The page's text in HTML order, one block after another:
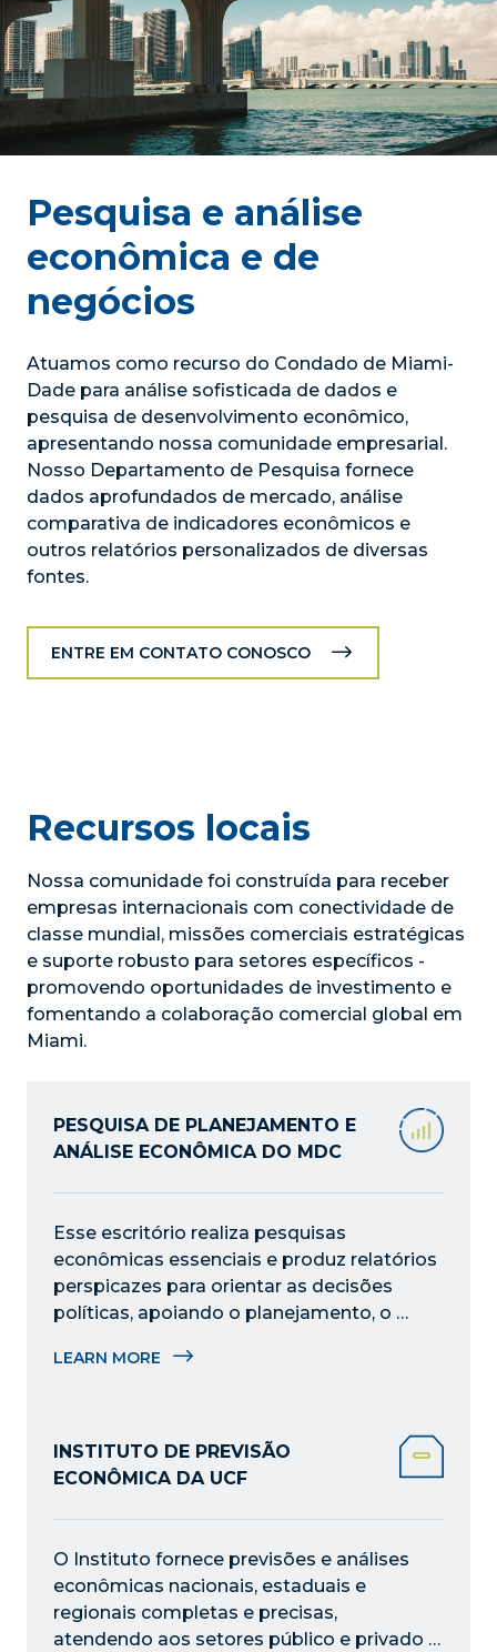
Pesquisa e análise
econômica e de
negócios
Atuamos como recurso do Condado de Miami-
Dade para análise sofisticada de dados e
pesquisa de desenvolvimento econômico,
apresentando nossa comunidade empresarial.
Nosso Departamento de Pesquisa fornece
dados aprofundados de mercado, análise
comparativa de indicadores econômicos e
outros relatórios personalizados de diversas
fontes.
ENTRE EM CONTATO CONOSCO
Recursos locais
Nossa comunidade foi construída para receber
empresas internacionais com conectividade de
classe mundial, missões comerciais estratégicas
e suporte robusto para setores específicos -
promovendo oportunidades de investimento e
fomentando a colaboração comercial global em
Miami.
PESQUISA DE PLANEJAMENTO E
ANÁLISE ECONÔMICA DO MDC
Esse escritório realiza pesquisas
econômicas essenciais e produz relatórios
perspicazes para orientar as decisões
políticas, apoiando o planejamento, o
para o crescimento do condado.
LEARN MORE
INSTITUTO DE PREVISÃO
ECONÔMICA DA UCF
O Instituto fornece previsões e análises
econômicas nacionais, estaduais e
regionais completas e precisas,
atendendo aos setores público e privado